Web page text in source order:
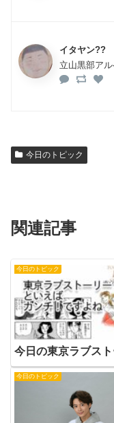
イタヤン??
立山黒部ア
今日のトピック
関連記事
今日のトピック
今日の東京ラブス
今日のトピック